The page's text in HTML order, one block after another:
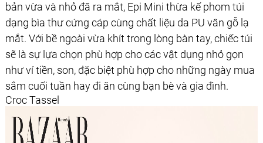
bản vừa và nhỏ đã ra mắt, Epi Mini thừa kế phom túi
dạng bìa thư cứng cáp cùng chất liệu da PU vân gỗ lạ
mắt. Với bề ngoài vừa khít trong lòng bàn tay, chiếc túi
sẽ là sự lựa chọn phù hợp cho các vật dụng nhỏ gọn
như ví tiền, son, đặc biệt phù hợp cho những ngày mua
sắm cuối tuần hay đi ăn cùng bạn bè và gia đình.
Croc Tassel